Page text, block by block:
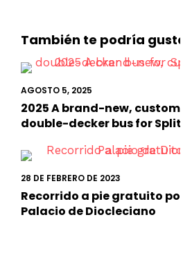
También te podría gustar
AGOSTO 5, 2025
2025 A brand-new,
double-decker bus for Split
28 DE FEBRERO DE 2023
Recorrido a pie gratuito por
Palacio de Diocleciano